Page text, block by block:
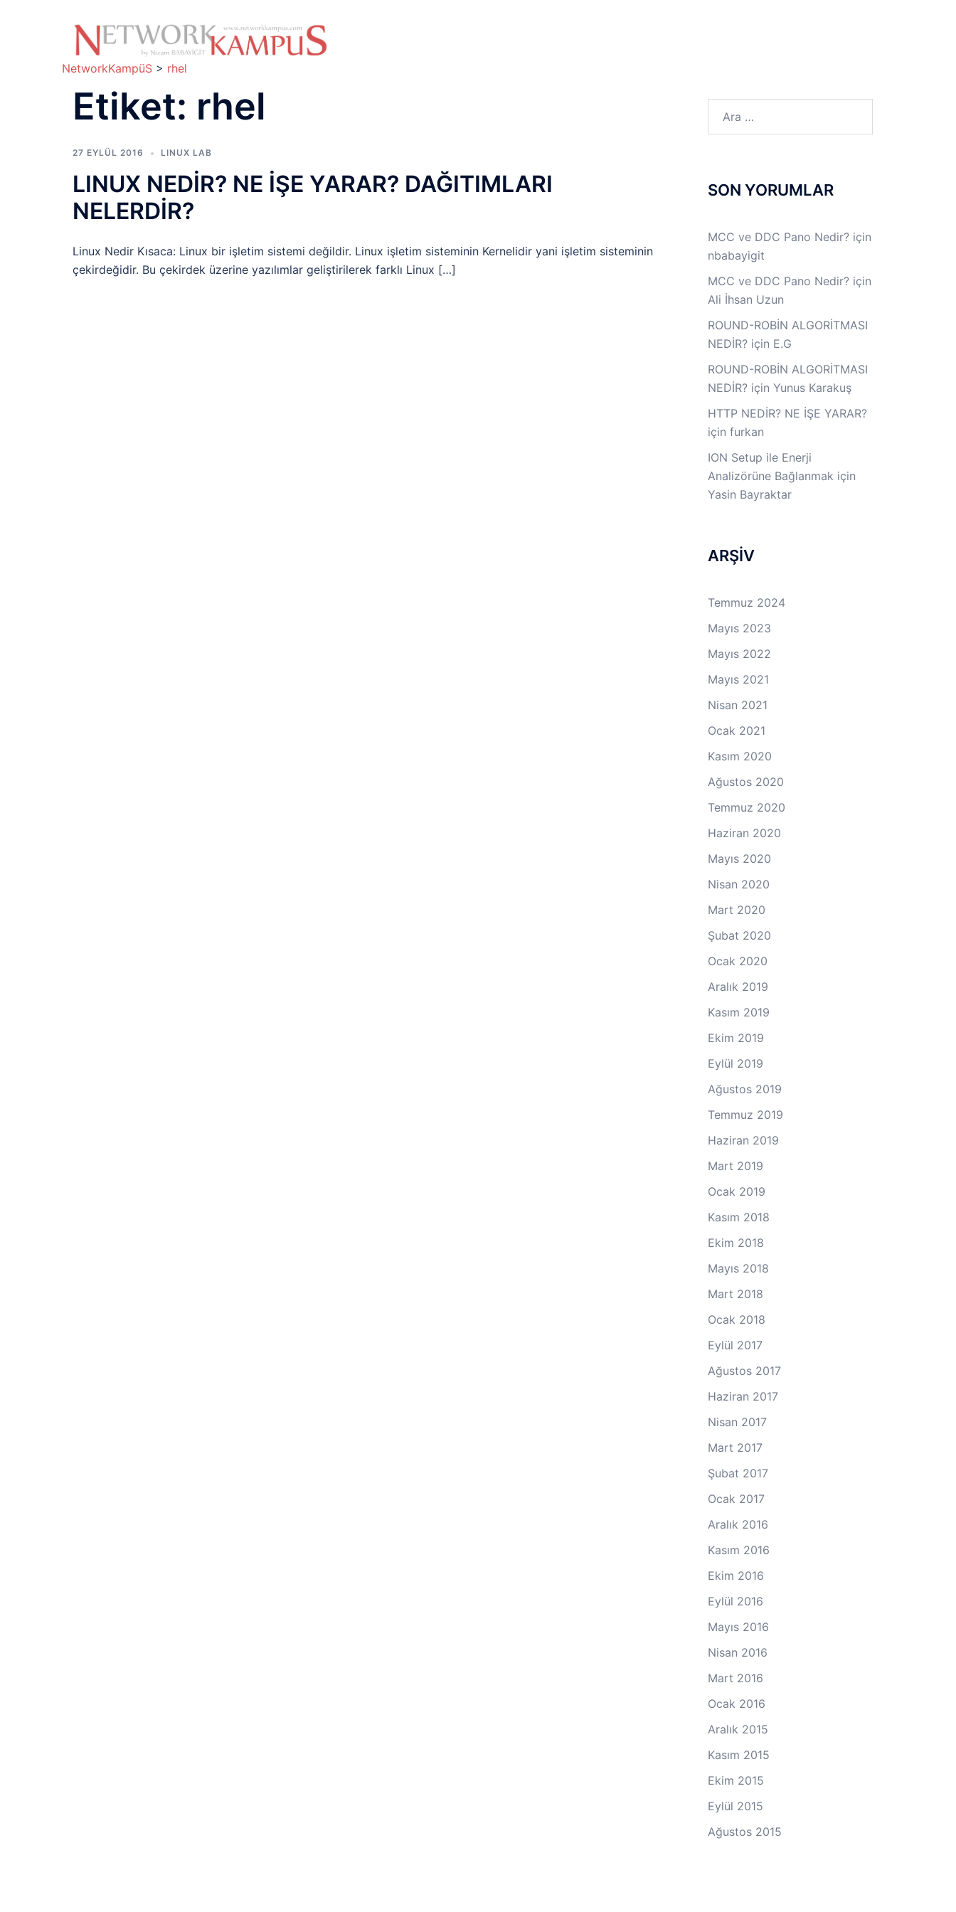
NetworkKampüS > rhel
Etiket: rhel
27 EYLÜL 2016 LINUX LAB
LINUX NEDİR? NE İŞE YARAR? DAĞITIMLARI
NELERDİR?
Linux Nedir Kısaca: Linux bir işletim sistemi değildir. Linux işletim sisteminin Kernelidir yani işletim sisteminin
çekirdeğidir. Bu çekirdek üzerine yazılımlar geliştirilerek farklı Linux […]
SON YORUMLAR
MCC ve DDC Pano Nedir?için
nbabayigit
MCC ve DDC Pano Nedir?için
Ali İhsan Uzun
ROUND-ROBİN ALGORİTMASI
NEDİR?için E.G
ROUND-ROBİN ALGORİTMASI
NEDİR?için Yunus Karakuş
HTTP NEDİR? NE İŞE YARAR?
için furkan
ION Setup ile Enerji
Analizörüne Bağlanmak için
Yasin Bayraktar
ARŞİV
Temmuz 2024
Mayıs 2023
Mayıs 2022
Mayıs 2021
Nisan 2021
Ocak 2021
Kasım 2020
Ağustos 2020
Temmuz 2020
Haziran 2020
Mayıs 2020
Nisan 2020
Mart 2020
Şubat 2020
Ocak 2020
Aralık 2019
Kasım 2019
Ekim 2019
Eylül 2019
Ağustos 2019
Temmuz 2019
Haziran 2019
Mart 2019
Ocak 2019
Kasım 2018
Ekim 2018
Mayıs 2018
Mart 2018
Ocak 2018
Eylül 2017
Ağustos 2017
Haziran 2017
Nisan 2017
Mart 2017
Şubat 2017
Ocak 2017
Aralık 2016
Kasım 2016
Ekim 2016
Eylül 2016
Mayıs 2016
Nisan 2016
Mart 2016
Ocak 2016
Aralık 2015
Kasım 2015
Ekim 2015
Eylül 2015
Ağustos 2015